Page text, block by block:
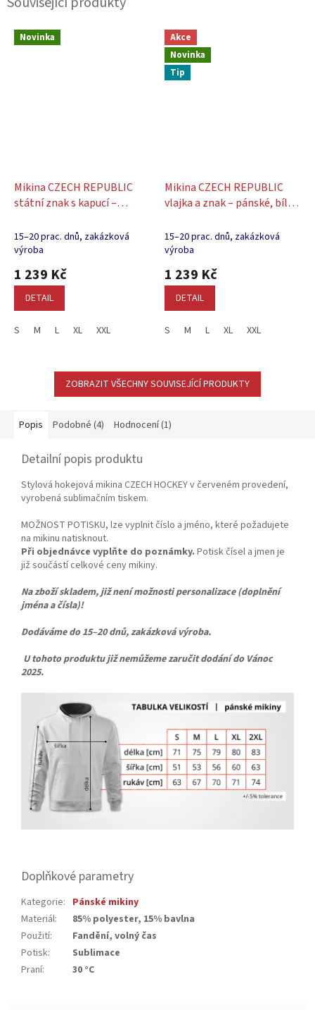
Novinka
Mikina CZECH REPUBLIC
státní znak s kapucí –
15–20 prac. dnů, zakázková
výroba
1 239 Kč
DETAIL
S M L XL XXL
Akce
Novinka
Tip
Mikina CZECH REPUBLIC
vlajka a znak – pánské, bílé,
15–20 prac. dnů, zakázková
výroba
1 239 Kč
DETAIL
S M L XL XXL
ZOBRAZIT VŠECHNY SOUVISEJÍCÍ PRODUKTY
Popis Podobné (4) Hodnocení (1)
Detailní popis produktu
Stylová hokejová mikina CZECH HOCKEY v červeném provedení,
vyrobená sublimačním tiskem.
MOŽNOST POTISKU, lze vyplnit číslo a jméno, které požadujete
na mikinu natisknout.
Při objednávce vyplňte do poznámky. Potisk čísel a jmen je
již součástí celkové ceny mikiny.
Na zboží skladem, již není možnosti personalizace (doplnění
jména a čísla)!
Dodáváme do 15–20 dnů, zakázková výroba.
U tohoto produktu již nemůžeme zaručit dodání do Vánoc
2025.
Doplňkové parametry
Kategorie: Pánské mikiny
Materiál:
85% polyester, 15% bavlna
Použití:
Fandění, volný čas
Potisk:
Sublimace
Praní: 30 °C